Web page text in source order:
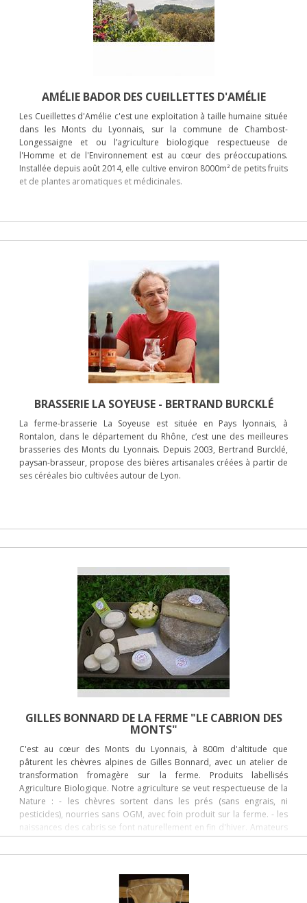
AMÉLIE BADOR DES CUEILLETTES D'AMÉLIE
Les Cueillettes d'Amélie c'est une exploitation à taille humaine située
dans les Monts du Lyonnais, sur la commune de Chambost-
Longessaigne et ou l’agriculture biologique respectueuse de
l'Homme et de l'Environnement est au cœur des préoccupations.
Installée depuis août 2014, elle cultive environ 8000m² de petits fruits
et de plantes aromatiques et médicinales.
BRASSERIE LA SOYEUSE - BERTRAND BURCKLÉ
La ferme-brasserie La Soyeuse est située en Pays lyonnais, à
Rontalon, dans le département du Rhône, c’est une des meilleures
brasseries des Monts du Lyonnais. Depuis 2003, Bertrand Burcklé,
paysan-brasseur, propose des bières artisanales créées à partir de
ses céréales bio cultivées autour de Lyon.
GILLES BONNARD DE LA FERME "LE CABRION DES
MONTS"
C'est au cœur des Monts du Lyonnais, à 800m d'altitude que
pâturent les chèvres alpines de Gilles Bonnard, avec un atelier de
transformation fromagère sur la ferme. Produits labellisés
Agriculture Biologique. Notre agriculture se veut respectueuse de la
Nature : - les chèvres sortent dans les prés (sans engrais, ni
pesticides), nourries sans OGM, avec foin produit sur la ferme. - les
naissances des cabris se font naturellement en fin d'hiver. Amateurs
de fromages de chèvre, gouttez Le Cabrion des Monts !